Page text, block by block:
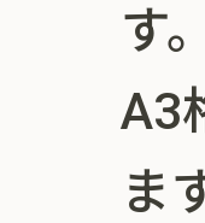
す
A3
ま